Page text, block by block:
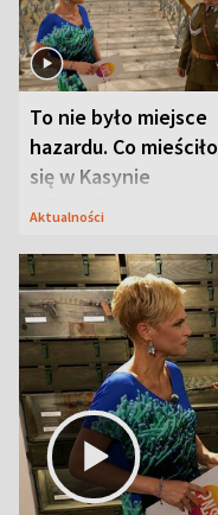
To nie było miejsce
hazardu. Co mieściło
się w Kasynie
Oficerskim?
Aktualności